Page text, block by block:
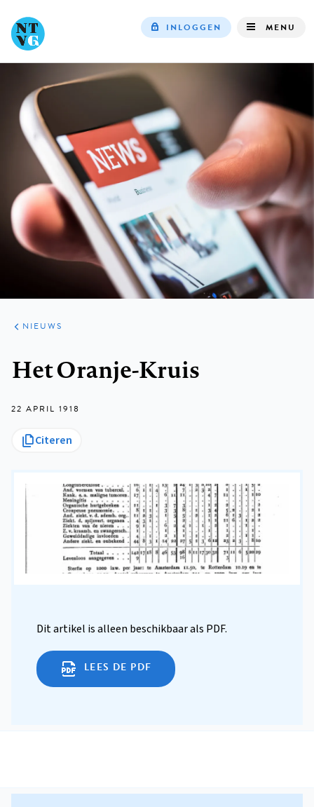
INLOGGEN MENU
ARTIKELEN
HET
KORT
NIEUWS
Het Oranje-Kruis
22 APRIL 1918
Citeren
Dit artikel is alleen beschikbaar als PDF.
LEES DE PDF